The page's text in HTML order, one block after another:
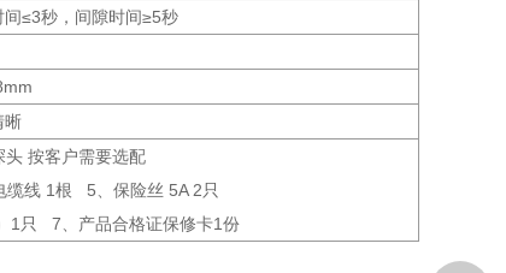
≤3秒，间隙时间≥5秒
晰
按客户需要选配
线 1根 5、保险丝 5A 2只
1只 7、产品合格证保修卡1份